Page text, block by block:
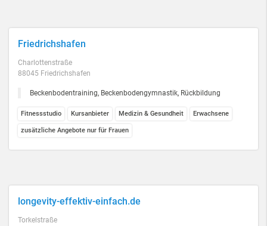
Friedrichshafen
Charlottenstraße
88045 Friedrichshafen
Beckenbodentraining, Beckenbodengymnastik, Rückbildung
Fitnessstudio Kursanbieter Medizin & Gesundheit Erwachsene
zusätzliche Angebote nur für Frauen
longevity-effektiv-einfach.de
Torkelstraße